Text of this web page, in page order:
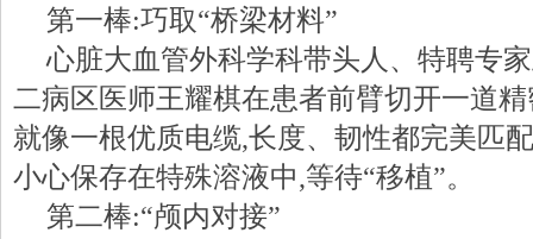
第一棒:巧取“桥梁材料”
心脏大血管外科学科带头人、特聘专
二病区医师王耀棋在患者前臂切开一道
就像一根优质电缆,长度、韧性都完美匹
小心保存在特殊溶液中,等待“移植”。
第二棒:“颅内对接”